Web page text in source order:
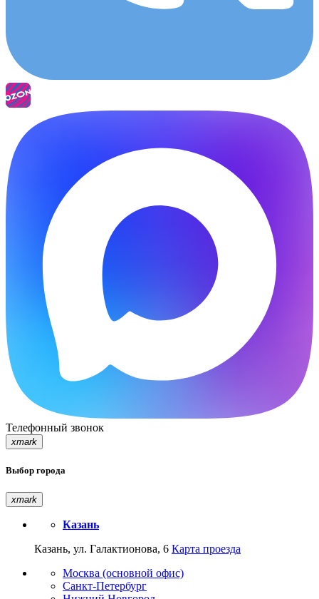
Телефонный звонок
xmark
Выбор города
xmark
Казань
Казань, ул. Галактионова, 6 Карта проезда
Москва (основной офис)
Санкт-Петербург